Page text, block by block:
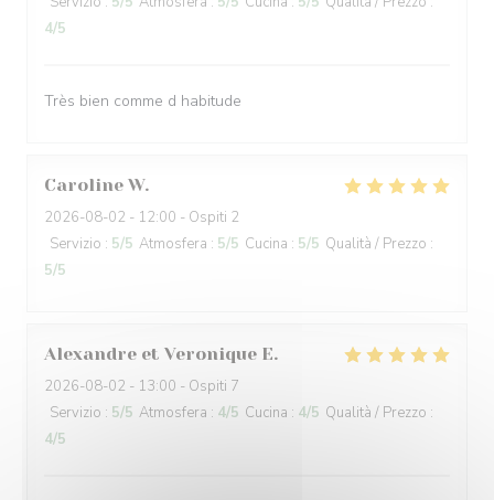
4/5
Très bien comme d habitude
Caroline W
2026-08-02 - 12:00 - Ospiti 2
Servizio : 5/5 Atmosfera : 5/5 Cucina : 5/5 Qualità / Prezzo :
5/5
Alexandre et Veronique E
2026-08-02 - 13:00 - Ospiti 7
Servizio : 5/5 Atmosfera : 4/5 Cucina : 4/5 Qualità / Prezzo :
4/5